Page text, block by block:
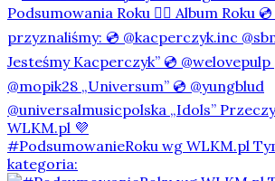
#PodsumowanieRoku wg WLKM.pl
kategoria: